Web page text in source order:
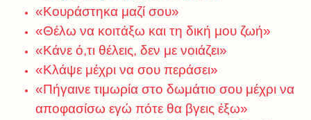
«Κουράστηκα μαζί σου»
«Θέλω να κοιτάξω και τη δική μου ζωή»
«Κάνε ό,τι θέλεις, δεν με νοιάζει»
«Κλάψε μέχρι να σου περάσει»
«Πήγαινε τιμωρία στο δωμάτιο σου μέχρι να
αποφασίσω εγώ πότε θα βγεις έξω»